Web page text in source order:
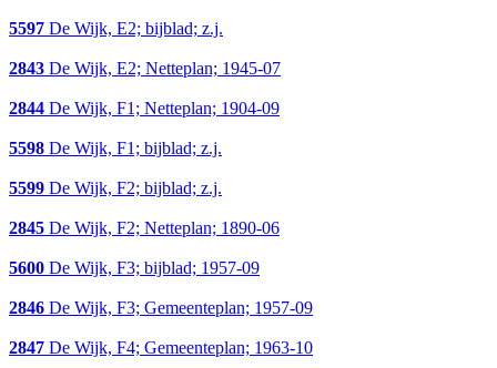
5597 De Wijk, E2; bijblad; z.j.
2843 De Wijk, E2; Netteplan; 1945-07
2844 De Wijk, F1; Netteplan; 1904-09
5598 De Wijk, F1; bijblad; z.j.
5599 De Wijk, F2; bijblad; z.j.
2845 De Wijk, F2; Netteplan; 1890-06
5600 De Wijk, F3; bijblad; 1957-09
2846 De Wijk, F3; Gemeenteplan; 1957-09
2847 De Wijk, F4; Gemeenteplan; 1963-10